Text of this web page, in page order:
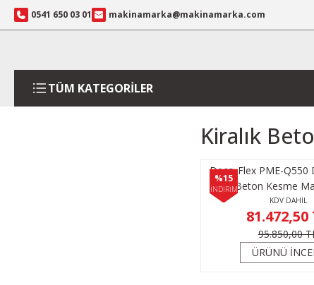
0541 650 03 01 makinamarka@makinamarka.com
TÜM KATEGORİLER
Kiralık
%15
İNDİRİM
Deco-Flex PME-Q550
Beton Kesme
KDV DAHİL
81.472,50
95.850,00
ÜRÜNÜ